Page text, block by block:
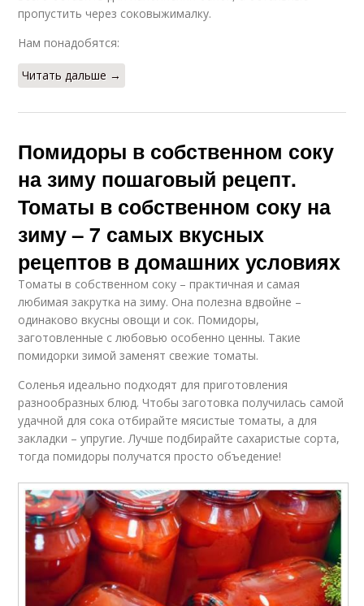
пропустить через соковыжималку.
Нам понадобятся:
Читать дальше →
Помидоры в собственном соку
на зиму пошаговый рецепт.
Томаты в собственном соку на
зиму – 7 самых вкусных
рецептов в домашних условиях
Томаты в собственном соку – практичная и самая
любимая закрутка на зиму. Она полезна вдвойне –
одинаково вкусны овощи и сок. Помидоры,
заготовленные с любовью особенно ценны. Такие
помидорки зимой заменят свежие томаты.
Соленья идеально подходят для приготовления
разнообразных блюд. Чтобы заготовка получилась самой
удачной для сока отбирайте мясистые томаты, а для
закладки – упругие. Лучше подбирайте сахаристые сорта,
тогда помидоры получатся просто объедение!